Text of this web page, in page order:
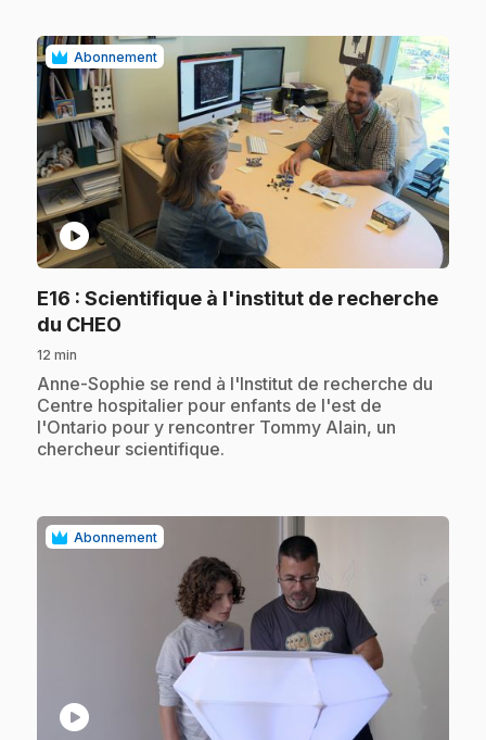
Abonnement
play_circle
E16 : Scientifique à l'institut de recherche
du CHEO
12 min
.Anne-Sophie se rend à l'Institut de recherche du
Centre hospitalier pour enfants de l'est de
l'Ontario pour y rencontrer Tommy Alain, un
chercheur scientifique.
Abonnement
play_circle